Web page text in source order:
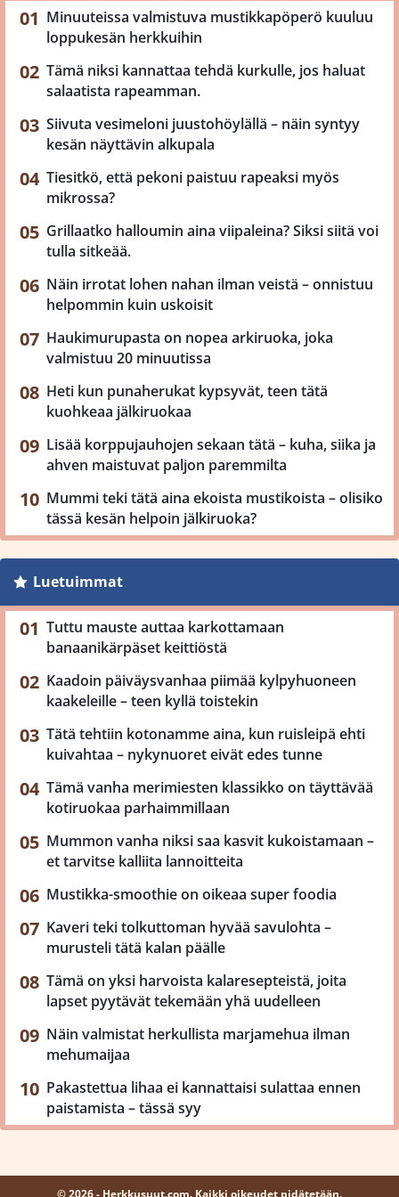
Minuuteissa valmistuva mustikkapöperö kuuluu
loppukesän herkkuihin
Tämä niksi kannattaa tehdä kurkulle, jos haluat
salaatista rapeamman.
Siivuta vesimeloni juustohöylällä – näin syntyy
kesän näyttävin alkupala
Tiesitkö, että pekoni paistuu rapeaksi myös
mikrossa?
Grillaatko halloumin aina viipaleina? Siksi siitä voi
tulla sitkeää.
Näin irrotat lohen nahan ilman veistä – onnistuu
helpommin kuin uskoisit
Haukimurupasta on nopea arkiruoka, joka
valmistuu 20 minuutissa
Heti kun punaherukat kypsyvät, teen tätä
kuohkeaa jälkiruokaa
Lisää korppujauhojen sekaan tätä – kuha, siika ja
ahven maistuvat paljon paremmilta
Mummi teki tätä aina ekoista mustikoista – olisiko
tässä kesän helpoin jälkiruoka?
Luetuimmat
Tuttu mauste auttaa karkottamaan
banaanikärpäset keittiöstä
Kaadoin päiväysvanhaa piimää kylpyhuoneen
kaakeleille – teen kyllä toistekin
Tätä tehtiin kotonamme aina, kun ruisleipä ehti
kuivahtaa – nykynuoret eivät edes tunne
Tämä vanha merimiesten klassikko on täyttävää
kotiruokaa parhaimmillaan
Mummon vanha niksi saa kasvit kukoistamaan –
et tarvitse kalliita lannoitteita
Mustikka-smoothie on oikeaa super foodia
Kaveri teki tolkuttoman hyvää savulohta –
murusteli tätä kalan päälle
Tämä on yksi harvoista kalaresepteistä, joita
lapset pyytävät tekemään yhä uudelleen
Näin valmistat herkullista marjamehua ilman
mehumaijaa
Pakastettua lihaa ei kannattaisi sulattaa ennen
paistamista – tässä syy